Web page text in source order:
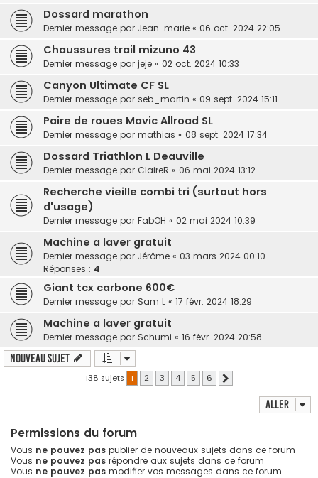
Dossard marathon
Dernier message par Jean-marie « 06 oct. 2024 22:05
Chaussures trail mizuno 43
Dernier message par jeje « 02 oct. 2024 10:33
Canyon Ultimate CF SL
Dernier message par seb_martin « 09 sept. 2024 15:11
Paire de roues Mavic Allroad SL
Dernier message par mathias « 08 sept. 2024 17:34
Dossard Triathlon L Deauville
Dernier message par ClaireR « 06 mai 2024 13:12
Recherche vieille combi tri (surtout hors
d'usage)
Dernier message par FabOH « 02 mai 2024 10:39
Machine a laver gratuit
Dernier message par Jérôme « 03 mars 2024 00:10
Réponses : 4
Giant tcx carbone 600€
Dernier message par Sam L « 17 févr. 2024 18:29
Machine a laver gratuit
Dernier message par Schumi « 16 févr. 2024 20:58
Nouveau sujet
138 sujets 1 2 3 4 5 6
Aller
Permissions du forum
Vous ne pouvez pas publier de nouveaux sujets dans ce forum
Vous ne pouvez pas répondre aux sujets dans ce forum
Vous ne pouvez pas modifier vos messages dans ce forum